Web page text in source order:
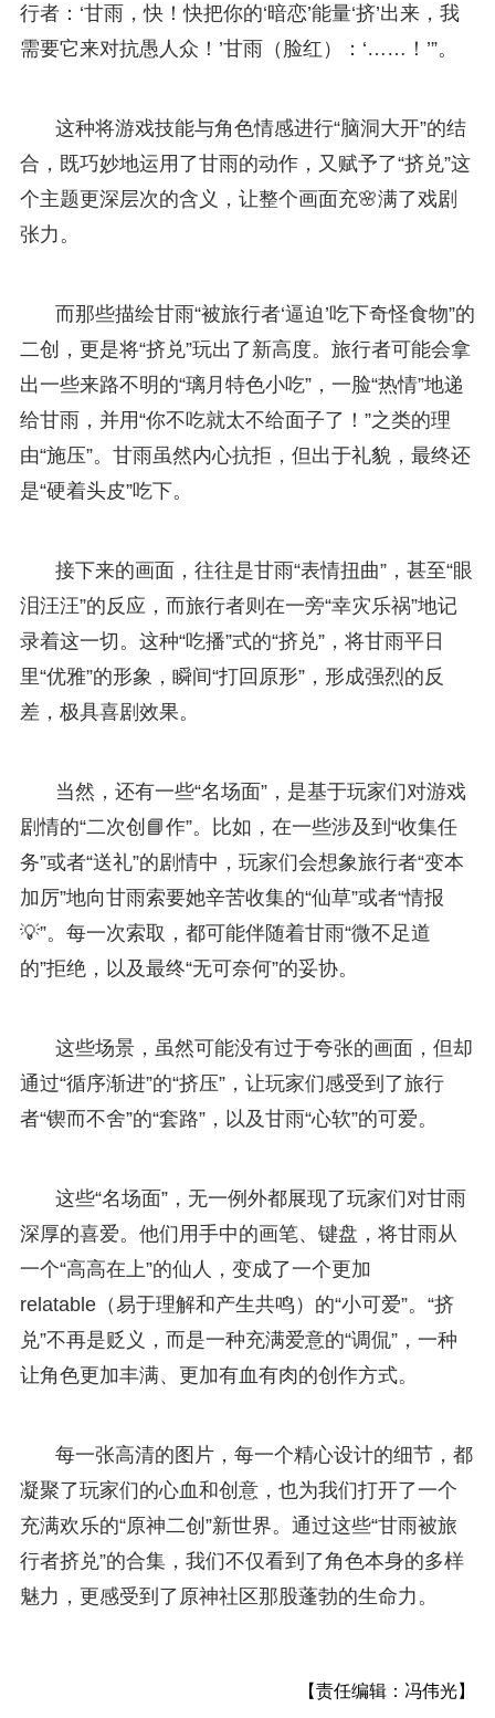
行者：‘甘雨，快！快把你的‘暗恋’能量‘挤’出来，我
需要它来对抗愚人众！’甘雨（脸红）：‘……！’”。
这种将游戏技能与角色情感进行“脑洞大开”的结
合，既巧妙地运用了甘雨的动作，又赋予了“挤兑”这
个主题更深层次的含义，让整个画面充🌸满了戏剧
张力。
而那些描绘甘雨“被旅行者‘逼迫’吃下奇怪食物”的
二创，更是将“挤兑”玩出了新高度。旅行者可能会拿
出一些来路不明的“璃月特色小吃”，一脸“热情”地递
给甘雨，并用“你不吃就太不给面子了！”之类的理
由“施压”。甘雨虽然内心抗拒，但出于礼貌，最终还
是“硬着头皮”吃下。
接下来的画面，往往是甘雨“表情扭曲”，甚至“眼
泪汪汪”的反应，而旅行者则在一旁“幸灾乐祸”地记
录着这一切。这种“吃播”式的“挤兑”，将甘雨平日
里“优雅”的形象，瞬间“打回原形”，形成强烈的反
差，极具喜剧效果。
当然，还有一些“名场面”，是基于玩家们对游戏
剧情的“二次创📘作”。比如，在一些涉及到“收集任
务”或者“送礼”的剧情中，玩家们会想象旅行者“变本
加厉”地向甘雨索要她辛苦收集的“仙草”或者“情报
💡”。每一次索取，都可能伴随着甘雨“微不足道
的”拒绝，以及最终“无可奈何”的妥协。
这些场景，虽然可能没有过于夸张的画面，但却
通过“循序渐进”的“挤压”，让玩家们感受到了旅行
者“锲而不舍”的“套路”，以及甘雨“心软”的可爱。
这些“名场面”，无一例外都展现了玩家们对甘雨
深厚的喜爱。他们用手中的画笔、键盘，将甘雨从
一个“高高在上”的仙人，变成了一个更加
relatable（易于理解和产生共鸣）的“小可爱”。“挤
兑”不再是贬义，而是一种充满爱意的“调侃”，一种
让角色更加丰满、更加有血有肉的创作方式。
每一张高清的图片，每一个精心设计的细节，都
凝聚了玩家们的心血和创意，也为我们打开了一个
充满欢乐的“原神二创”新世界。通过这些“甘雨被旅
行者挤兑”的合集，我们不仅看到了角色本身的多样
魅力，更感受到了原神社区那股蓬勃的生命力。
【责任编辑：冯伟光】